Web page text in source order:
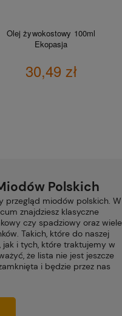
Olej żywokostowy 100ml
Ekopasja
30,49 zł
Polskich
przegląd miodów polskich. W
znajdziesz klasyczne
czy spadziowy oraz wiele
Takich, które do naszej
i tych, które traktujemy w
że lista nie jest jeszcze
i będzie przez nas